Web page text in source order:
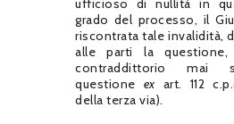
ufficioso di nullità in
grado del processo, il
riscontrata tale invalidità,
alle parti la
contraddittorio mai
questione ex art. 112
della terza via).